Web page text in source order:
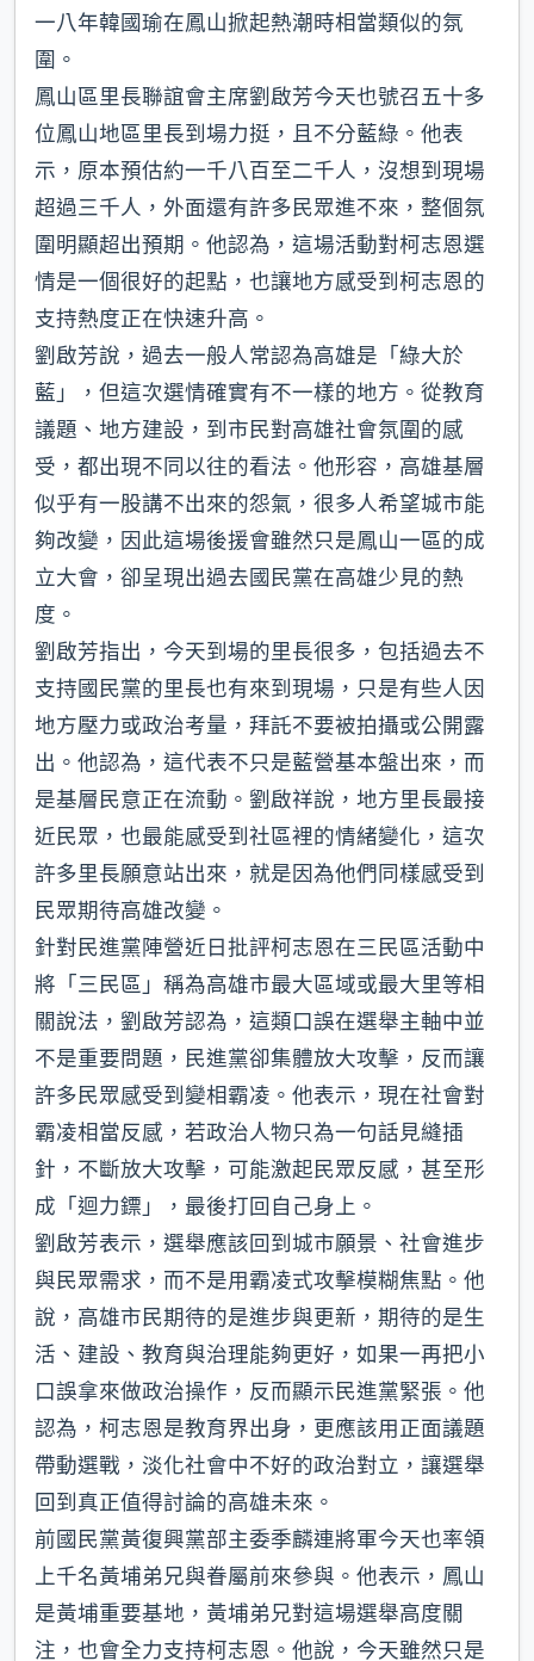
一八年韓國瑜在鳳山掀起熱潮時相當類似的氛
圍。
鳳山區里長聯誼會主席劉啟芳今天也號召五十多
位鳳山地區里長到場力挺，且不分藍綠。他表
示，原本預估約一千八百至二千人，沒想到現場
超過三千人，外面還有許多民眾進不來，整個氛
圍明顯超出預期。他認為，這場活動對柯志恩選
情是一個很好的起點，也讓地方感受到柯志恩的
支持熱度正在快速升高。
劉啟芳說，過去一般人常認為高雄是「綠大於
藍」，但這次選情確實有不一樣的地方。從教育
議題、地方建設，到市民對高雄社會氛圍的感
受，都出現不同以往的看法。他形容，高雄基層
似乎有一股講不出來的怨氣，很多人希望城市能
夠改變，因此這場後援會雖然只是鳳山一區的成
立大會，卻呈現出過去國民黨在高雄少見的熱
度。
劉啟芳指出，今天到場的里長很多，包括過去不
支持國民黨的里長也有來到現場，只是有些人因
地方壓力或政治考量，拜託不要被拍攝或公開露
出。他認為，這代表不只是藍營基本盤出來，而
是基層民意正在流動。劉啟祥說，地方里長最接
近民眾，也最能感受到社區裡的情緒變化，這次
許多里長願意站出來，就是因為他們同樣感受到
民眾期待高雄改變。
針對民進黨陣營近日批評柯志恩在三民區活動中
將「三民區」稱為高雄市最大區域或最大里等相
關說法，劉啟芳認為，這類口誤在選舉主軸中並
不是重要問題，民進黨卻集體放大攻擊，反而讓
許多民眾感受到變相霸凌。他表示，現在社會對
霸凌相當反感，若政治人物只為一句話見縫插
針，不斷放大攻擊，可能激起民眾反感，甚至形
成「迴力鏢」，最後打回自己身上。
劉啟芳表示，選舉應該回到城市願景、社會進步
與民眾需求，而不是用霸凌式攻擊模糊焦點。他
說，高雄市民期待的是進步與更新，期待的是生
活、建設、教育與治理能夠更好，如果一再把小
口誤拿來做政治操作，反而顯示民進黨緊張。他
認為，柯志恩是教育界出身，更應該用正面議題
帶動選戰，淡化社會中不好的政治對立，讓選舉
回到真正值得討論的高雄未來。
前國民黨黃復興黨部主委季麟連將軍今天也率領
上千名黃埔弟兄與眷屬前來參與。他表示，鳳山
是黃埔重要基地，黃埔弟兄對這場選舉高度關
注，也會全力支持柯志恩。他說，今天雖然只是